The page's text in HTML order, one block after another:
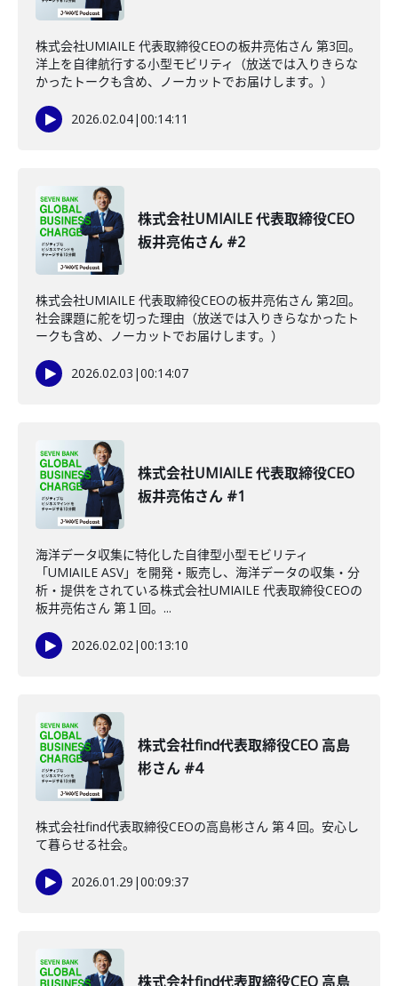
株式会社UMIAILE 代表取締役CEOの板井亮佑さん 第3回。
洋上を自律航行する小型モビリティ（放送では入りきらな
かったトークも含め、ノーカットでお届けします。）
2026.02.04|00:14:11
株式会社UMIAILE 代表取締役CEO
板井亮佑さん #2
株式会社UMIAILE 代表取締役CEOの板井亮佑さん 第2回。
社会課題に舵を切った理由（放送では入りきらなかったト
ークも含め、ノーカットでお届けします。）
2026.02.03 |00:14:07
株式会社UMIAILE 代表取締役CEO
板井亮佑さん #1
海洋データ収集に特化した自律型小型モビリティ
「UMIAILE ASV」を開発・販売し、海洋データの収集・分
析・提供をされている株式会社UMIAILE 代表取締役CEOの
板井亮佑さん 第１回。...
2026.02.02|00:13:10
株式会社find代表取締役CEO 高島
彬さん #4
株式会社find代表取締役CEOの高島彬さん 第４回。安心し
て暮らせる社会。
2026.01.29 |00:09:37
株式会社find代表取締役CEO 高島